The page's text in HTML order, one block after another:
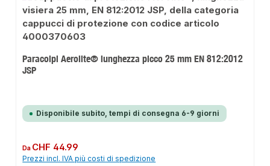
Paracolpi Aerolite® lunghezza picco 25 mm EN 812:2012
JSP
Disponibile subito, tempi di consegna 6-9 giorni
Prezzo normale:
Da CHF 44.99
Prezzi incl. IVA più costi di spedizione